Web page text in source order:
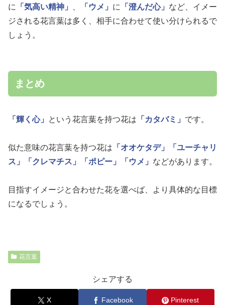
に
「気高い精神」 「ウメ」 に 「澄んだ心」 など、イメー
ジされる花言葉は多く、相手に合わせて使い分けられるで
しょう。
まとめ
「輝く心」 という花言葉を持つ花は 「カタバミ」 です。
似た意味の花言葉を持つ花は 「オオケタデ」
「ユーチャリ
ス」
「クレマチス」 「ポピー」 「ウメ」 などがあります。
目指すイメージと合わせた花を選べば、より具体的な目標
になるでしょう。
花言葉
シェアする
X Facebook Pinterest